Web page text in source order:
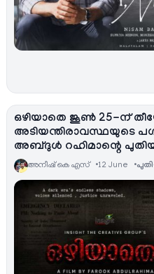
ഒഴിയാതെ ജൂൺ 25-ന്
അടിയന്തിരാവസ്ഥയുടെ
അബ്ദുൾ റഹിമാന്റെ പുതിയ
അനീഷ്‌ കെ എസ് 12 June